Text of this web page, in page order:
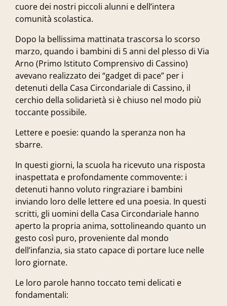
cuore dei nostri piccoli alunni e dell’intera
comunità scolastica.
Dopo la bellissima mattinata trascorsa lo scorso
marzo, quando i bambini di 5 anni del plesso di Via
Arno (Primo Istituto Comprensivo di Cassino)
avevano realizzato dei “gadget di pace” per i
detenuti della Casa Circondariale di Cassino, il
cerchio della solidarietà si è chiuso nel modo più
toccante possibile.
Lettere e poesie: quando la speranza non ha
sbarre.
In questi giorni, la scuola ha ricevuto una risposta
inaspettata e profondamente commovente: i
detenuti hanno voluto ringraziare i bambini
inviando loro delle lettere ed una poesia. In questi
scritti, gli uomini della Casa Circondariale hanno
aperto la propria anima, sottolineando quanto un
gesto così puro, proveniente dal mondo
dell’infanzia, sia stato capace di portare luce nelle
loro giornate.
Le loro parole hanno toccato temi delicati e
fondamentali: